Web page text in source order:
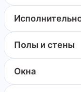
Полы и стены
Окна